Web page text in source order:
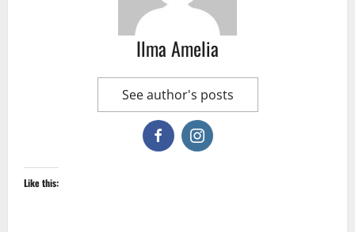
Ilma Amelia
See author's posts
Like this: